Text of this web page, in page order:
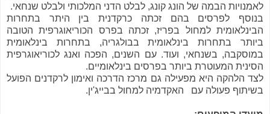
לאמנויות הבמה של הונג קונג, לבלט הדני המלכותי ולבלט שנחאי.
בנוסף לפרסים בהם זכתה כרקדנית בין היתר בתחרות
הבינלאומית למחול בפריז, זכתה בפרס הכוריאוגרפית הטובה
ביותר בתחרות בינלאומית בבולגריה, בתחרות בינלאומית
במוסקבה, בשנחאי, ועוד. עם השנים, הפכה ואנג לכוריאוגרפית
הסינית המעוטרת ביותר בפרסים בינלאומיים.
לצד הלהקה היא מפעילה גם מרכז הדרכה ואימון לרקדנים הפועל
בשיתוף פעולה עם האקדמיה למחול בבייג'ין.